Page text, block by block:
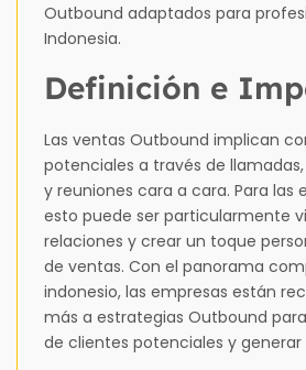
Outbound adaptados para
Indonesia.
Definición e
Las ventas Outbound implican
potenciales a través de
y reuniones cara a cara. Para las
esto puede ser particularmente
relaciones y crear un toque
de ventas. Con el panorama
indonesio, las empresas están
más a estrategias Outbound
de clientes potenciales y